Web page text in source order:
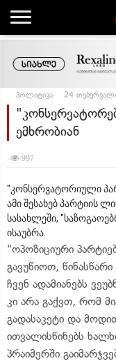
პოლიტიკა 24
ემხრობიან
997
"კონსერვატორიული
ამი შესახებ პარტიის
სასახლეში,
ისაუბრა.
"ოპოზიციური
გავუწიოთ,
ჩვენ ადამიანებს
კი არა გაქვთ, რომ
გადასაკეტი და
ითვალისწინებს
პრაიმერში